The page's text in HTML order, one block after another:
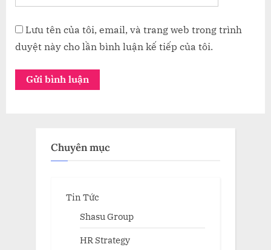
Lưu tên của tôi, email, và trang web trong trình
duyệt này cho lần bình luận kế tiếp của tôi.
Chuyên mục
Tin Tức
Shasu Group
HR Strategy